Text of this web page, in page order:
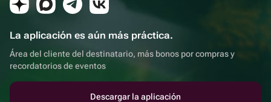
La aplicación es aún más práctica.
Área del cliente del destinatario, más bonos por compras y
recordatorios de eventos
Descargar la aplicación